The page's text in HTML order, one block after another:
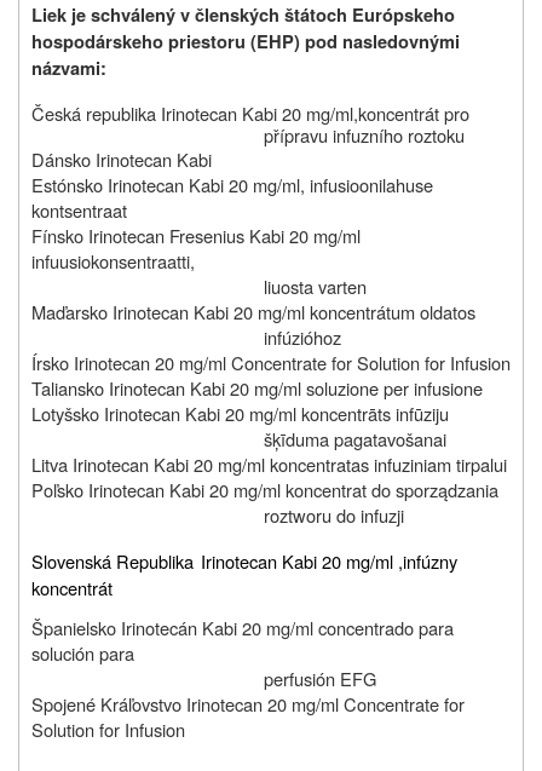
Liek je schválený v členských štátoch Európskeho
hospodárskeho priestoru (EHP) pod nasledovnými
názvami:
Česká republika Irinotecan Kabi 20 mg/ml,koncentrát pro
přípravu infuzního roztoku
Dánsko Irinotecan Kabi
Estónsko Irinotecan Kabi 20 mg/ml, infusioonilahuse
kontsentraat
Fínsko Irinotecan Fresenius Kabi 20 mg/ml
infuusiokonsentraatti,
liuosta varten
Maďarsko Irinotecan Kabi 20 mg/ml koncentrátum oldatos
infúzióhoz
Írsko Irinotecan 20 mg/ml Concentrate for Solution for Infusion
Taliansko Irinotecan Kabi 20 mg/ml soluzione per infusione
Lotyšsko Irinotecan Kabi 20 mg/ml koncentrāts infūziju
šķīduma pagatavošanai
Litva Irinotecan Kabi 20 mg/ml koncentratas infuziniam tirpalui
Poľsko Irinotecan Kabi 20 mg/ml koncentrat do sporządzania
roztworu do infuzji
Slovenská Republika Irinotecan Kabi 20 mg/ml ,infúzny
koncentrát
Španielsko Irinotecán Kabi 20 mg/ml concentrado para
solución para
perfusión EFG
Spojené Kráľovstvo Irinotecan 20 mg/ml Concentrate for
Solution for Infusion